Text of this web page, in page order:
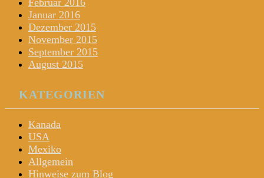
Februar 2016
Januar 2016
Dezember 2015
November 2015
September 2015
August 2015
KATEGORIEN
Kanada
USA
Mexiko
Allgemein
Hinweise zum Blog